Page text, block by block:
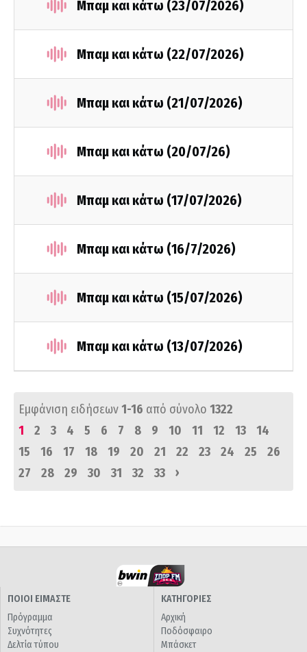
Μπαμ και κάτω (23/07/2026)
Μπαμ και κάτω (22/07/2026)
Μπαμ και κάτω (21/07/2026)
Μπαμ και κάτω (20/07/26)
Μπαμ και κάτω (17/07/2026)
Μπαμ και κάτω (16/7/2026)
Μπαμ και κάτω (15/07/2026)
Μπαμ και κάτω (13/07/2026)
Εμφάνιση ειδήσεων1-16 από σύνολο 1322
1
2 3 4 5 6 7 8 9 10 11 12 13
14
15
16 17 18 19 20 21 22 23 24 25
26
27
28 29 30 31 32 33 ›
ΠΟΙΟΙ ΕΙΜΑΣΤΕ
Πρόγραμμα
Συχνότητες
Δελτία τύπου
ΚΑΤΗΓΟΡΙΕΣ
Αρχική
Ποδόσφαιρο
Μπάσκετ